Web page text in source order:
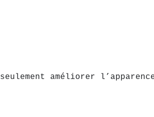
améliorer